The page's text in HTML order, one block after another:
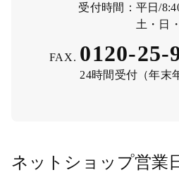
受付時間： 平日/
土・日
FAX. 0120-25-
24時間受付（年末
ネットショップ営業